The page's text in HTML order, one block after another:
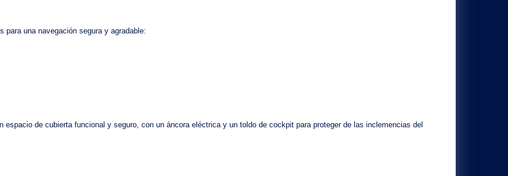
una navegación segura y agradable:
espacio de cubierta funcional y seguro, con un áncora eléctrica y un toldo de cockpit para proteger de las inclemencias del